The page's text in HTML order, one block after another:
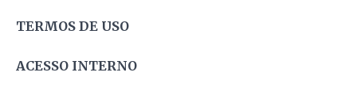
TERMOS DE USO
ACESSO INTERNO